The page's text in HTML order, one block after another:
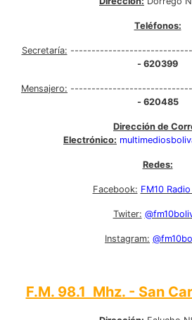
Teléfonos:
Secretaría:
- 620399
Mensajero:
- 620485
Dirección de
Electrónico:
Redes:
Facebook: FM10
Twiter:
Instagram:
F.M. 98.1 Mhz. - San